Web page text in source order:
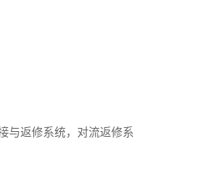
与返修系统，对流返修系